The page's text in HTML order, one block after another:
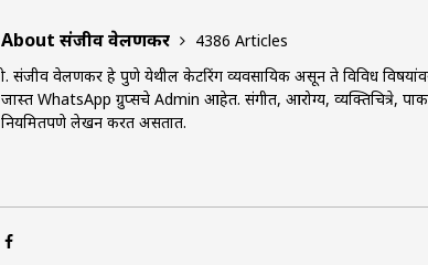
About संजीव वेलणकर
4386 Articles
श्री. संजीव वेलणकर हे पुणे येथील केटरिंग व्यवसायिक असून ते विविध
जास्त WhatsApp ग्रुप्सचे Admin आहेत. संगीत, आरोग्य, व्यक्तिचित्रे,
नियमितपणे लेखन करत असतात.